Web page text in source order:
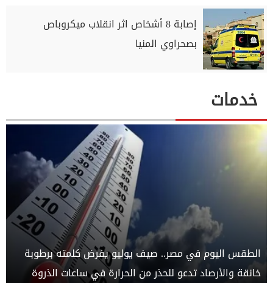
إصابة 8 أشخاص اثر انقلاب ميكروباص
بصحراوي المنيا
خدمات
الطقس اليوم في مصر.. صيف يوليو يفرض كلمته برطوبة
خانقة والأرصاد تدعو للحذر من الحرارة في ساعات الذروة